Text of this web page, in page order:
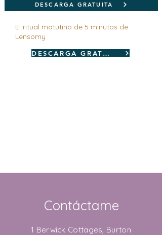
DESCARGA GRATUITA
El ritual matutino de 5 minutos de
Lensomy
DESCARGA GRATUITA
Contáctame
1 Berwick Cottages, Burton